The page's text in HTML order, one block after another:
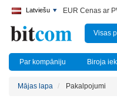
Latviešu EUR Cenas ar
Visas
Par kompāniju Biroja
Mājas lapa Pakalpojumi